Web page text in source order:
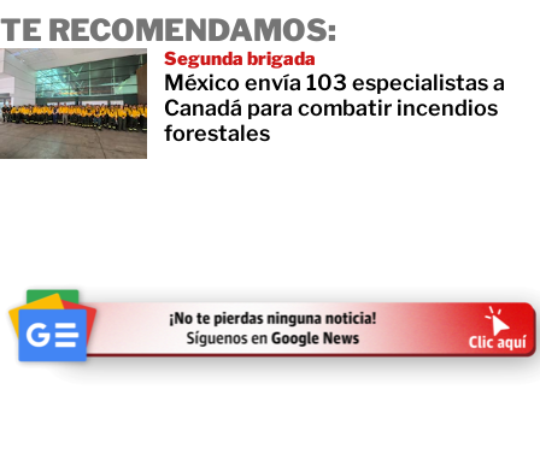
TE RECOMENDAMOS:
Segunda brigada
México envía 103 especialistas a
Canadá para combatir incendios
forestales